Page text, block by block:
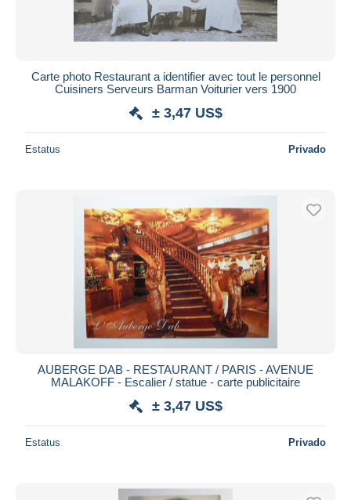
Carte photo Restaurant a identifier avec tout le personnel
Cuisiners Serveurs Barman Voiturier vers 1900
± 3,47 US$
Estatus Privado
AUBERGE DAB - RESTAURANT / PARIS - AVENUE
MALAKOFF - Escalier / statue - carte publicitaire
± 3,47 US$
Estatus Privado